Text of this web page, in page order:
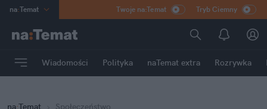
na:Temat
Poland
mama
Rozrywka
Twoje na:Temat Tryb Ciemny
Wiadomości Polityka naTemat extra Rozrywka
na:Temat Społeczeństwo